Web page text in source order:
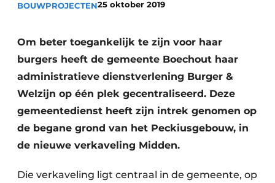
Video’s
Aanmelden
Bedrijven
Bedrijven
Beton & Staalbouw
BIM
Evenementen
Dak & Gevel
BOUWPROJECTEN25 oktober 2019
Om beter toegankelijk te zijn voor haar
burgers heeft de gemeente Boechout haar
administratieve dienstverlening Burger &
Welzijn op één plek gecentraliseerd. Deze
gemeentedienst heeft zijn intrek genomen op
de begane grond van het Peckiusgebouw, in
de nieuwe verkaveling Midden.
Die verkaveling ligt centraal in de gemeente, op